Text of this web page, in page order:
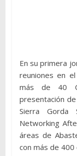
En su primera
reuniones en
más de 40
presentación
Sierra Gorda
Networking
áreas de
con más de 400